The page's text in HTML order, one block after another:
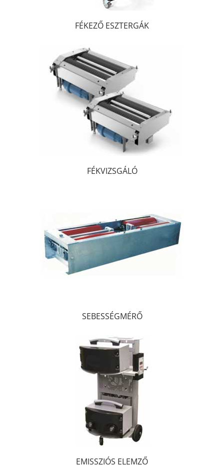
FÉKEZŐ ESZTERGÁK
FÉKVIZSGÁLÓ
SEBESSÉGMÉRŐ
EMISSZIÓS ELEMZŐ